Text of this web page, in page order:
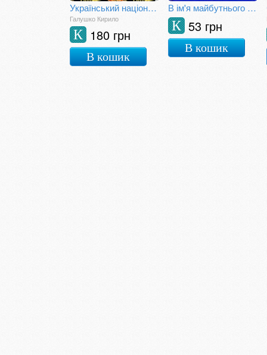
Український націоналізм
Галушко Кирило
180 грн
К
В кошик
В ім'я майбутнього нації
53 грн
К
В кошик